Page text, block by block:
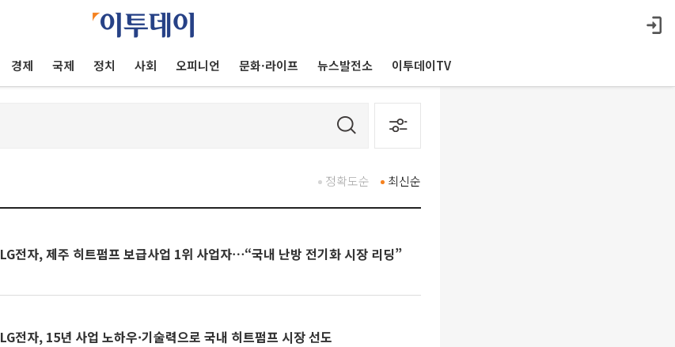
경제 국제 정치 사회 오피니언 문화·라이프 뉴스발전소 이투데이TV
최신순
정확도순
LG전자, 제주 히트펌프 보급사업 1위 사업자⋯“국내 난방 전기화 시장 리딩”
LG전자, 15년 사업 노하우·기술력으로 국내 히트펌프 시장 선도